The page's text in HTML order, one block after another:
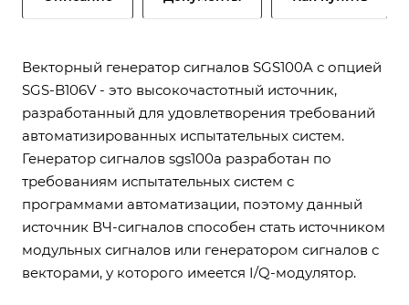
Векторный генератор сигналов SGS100A с опцией
SGS-B106V - это высокочастотный источник,
разработанный для удовлетворения требований
автоматизированных испытательных систем.
Генератор сигналов sgs100a разработан по
требованиям испытательных систем с
программами автоматизации, поэтому данный
источник ВЧ-сигналов способен стать источником
модульных сигналов или генератором сигналов с
векторами, у которого имеется I/Q-модулятор.